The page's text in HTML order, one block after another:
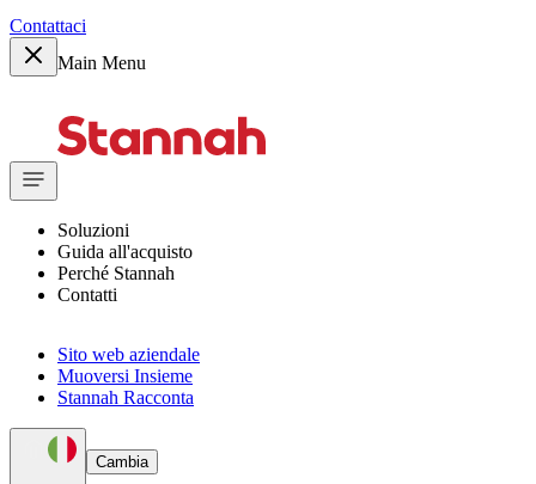
Contattaci
Main Menu
Soluzioni
Guida all'acquisto
Perché Stannah
Contatti
Sito web aziendale
Muoversi Insieme
Stannah Racconta
Cambia